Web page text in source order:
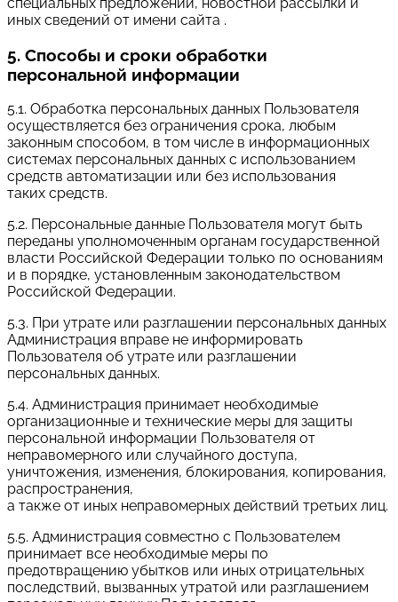
иных сведений от имени сайта .
5. Способы и сроки обработки
персональной информации
5.1. Обработка персональных данных Пользователя
осуществляется без ограничения срока, любым
законным способом, в том числе в информационных
системах персональных данных с использованием
средств автоматизации или без использования
таких средств.
5.2. Персональные данные Пользователя могут быть
переданы уполномоченным органам государственной
власти Российской Федерации только по основаниям
и в порядке, установленным законодательством
Российской Федерации.
5.3. При утрате или разглашении персональных данных
Администрация вправе не информировать
Пользователя об утрате или разглашении
персональных данных.
5.4. Администрация принимает необходимые
организационные и технические меры для защиты
персональной информации Пользователя от
неправомерного или случайного доступа,
уничтожения, изменения, блокирования, копирования,
распространения,
а также от иных неправомерных действий третьих лиц.
5.5. Администрация совместно с Пользователем
принимает все необходимые меры по
предотвращению убытков или иных отрицательных
последствий, вызванных утратой или разглашением